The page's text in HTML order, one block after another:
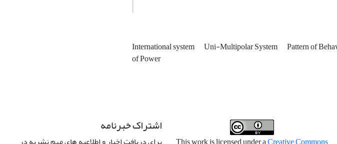
International system Uni-Multipolar System Pattern of
of Power
اشتراک خبرنامه